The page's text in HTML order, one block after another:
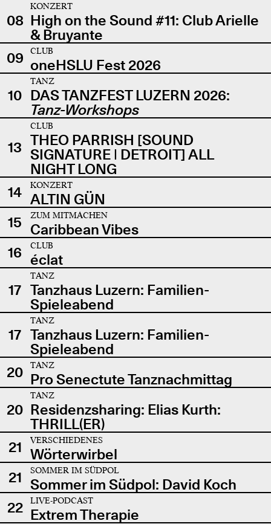
08
KONZERT
High on the Sound #11: Club Arielle
& Bruyante
09
CLUB
oneHSLU Fest 2026
10
TANZ
DAS TANZFEST LUZERN 2026:
Tanz-Workshops
13
CLUB
THEO PARRISH [SOUND
SIGNATURE | DETROIT] ALL
NIGHT LONG
14
KONZERT
ALTIN GÜN
15
ZUM MITMACHEN
Caribbean Vibes
16
CLUB
éclat
17
TANZ
Tanzhaus Luzern: Familien-
Spieleabend
17
TANZ
Tanzhaus Luzern: Familien-
Spieleabend
20
TANZ
Pro Senectute Tanznachmittag
20
TANZ
Residenzsharing: Elias Kurth:
THRILL(ER)
21
VERSCHIEDENES
Wörterwirbel
21
SOMMER IM SÜDPOL
Sommer im Südpol: David Koch
22
LIVE-PODCAST
Extrem Therapie